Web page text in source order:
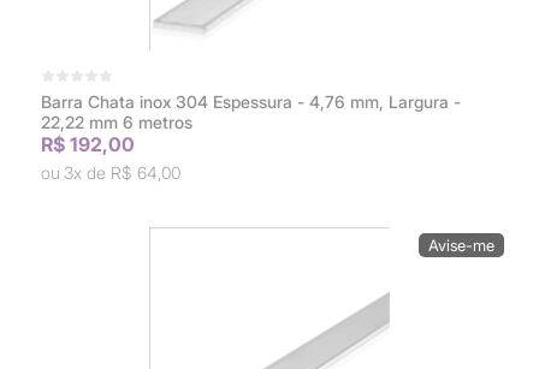
Barra Chata inox 304 Espessura - 4,76 mm, Largura -
22,22 mm 6 metros
R$ 192,00
3x de R$ 64,00